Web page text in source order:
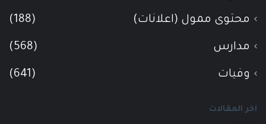
محتوى ممول (اعلانات) (188)
مدارس (568)
وفيات (641)
اخر المقالات